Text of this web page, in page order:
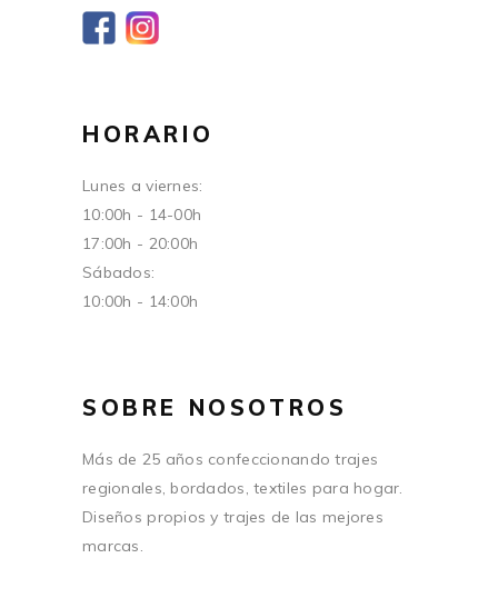
HORARIO
Lunes a viernes:
10:00h - 14-00h
17:00h - 20:00h
Sábados:
10:00h - 14:00h
SOBRE NOSOTROS
Más de 25 años confeccionando trajes
regionales, bordados, textiles para hogar.
Diseños propios y trajes de las mejores
marcas.